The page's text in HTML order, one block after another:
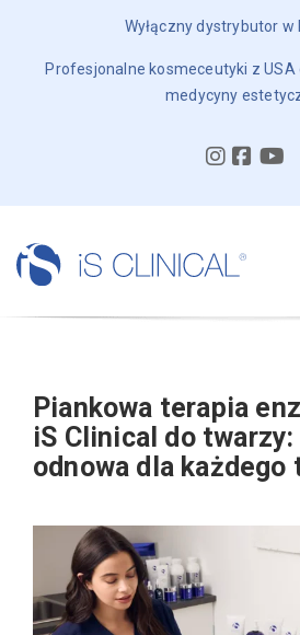
Wyłączny dystrybutor w
Profesjonalne kosmeceutyki z
medycyny
Piankowa terapia
iS Clinical do
odnowa dla każdego